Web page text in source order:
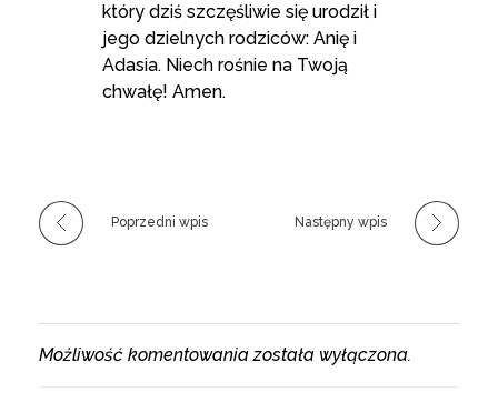
który dziś szczęśliwie się urodził i
jego dzielnych rodziców: Anię i
Adasia. Niech rośnie na Twoją
chwałę! Amen.
Poprzedni wpis Następny wpis
Możliwość komentowania została wyłączona.